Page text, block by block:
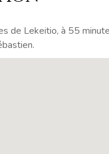
de Lekeitio, à 55